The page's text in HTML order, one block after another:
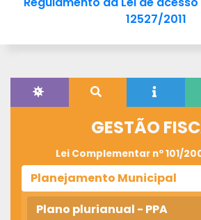
12527/2011
GESTÃO
Lei Complementar nº 101/
Planejamento Municipal
Plano plurianual - PPA